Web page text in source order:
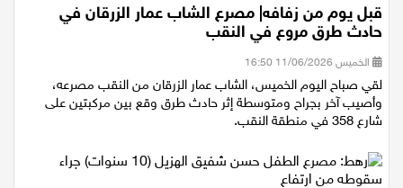
قبل يوم من زفافه| مصرع الشاب عمار الزرقان في
حادث طرق مروع في النقب
الخميس 11/06/2026 16:50
لقي صباح اليوم الخميس، الشاب عمار الزرقان من النقب مصرعه،
وأصيب آخر بجراح ومتوسطة إثر حادث طرق وقع بين مركبتين على